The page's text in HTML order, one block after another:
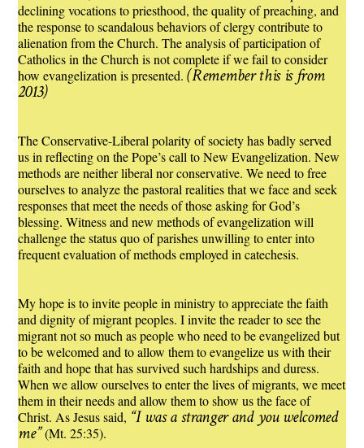
declining vocations to priesthood, the quality of preaching, and
the response to scandalous behaviors of clergy contribute to
alienation from the Church. The analysis of participation of
Catholics in the Church is not complete if we fail to consider
how evangelization is presented.(Remember this is from
2013)
The Conservative-Liberal polarity of society has badly served
us in reflecting on the Pope’s call to New Evangelization. New
methods are neither liberal nor conservative. We need to free
ourselves to analyze the pastoral realities that we face and seek
responses that meet the needs of those asking for God’s
blessing. Witness and new methods of evangelization will
challenge the status quo of parishes unwilling to enter into
frequent evaluation of methods employed in catechesis.
My hope is to invite people in ministry to appreciate the faith
and dignity of migrant peoples. I invite the reader to see the
migrant not so much as people who need to be evangelized but
to be welcomed and to allow them to evangelize us with their
faith and hope that has survived such hardships and duress.
When we allow ourselves to enter the lives of migrants, we meet
them in their needs and allow them to show us the face of
Christ. As Jesus said, “I was a stranger and you welcomed
me”(Mt. 25:35).